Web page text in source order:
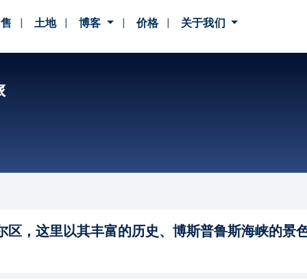
土地 博客 价格 关于我们
，这里以其丰富的历史、博斯普鲁斯海峡的景